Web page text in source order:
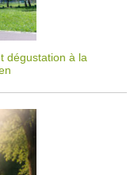
dégustation à la